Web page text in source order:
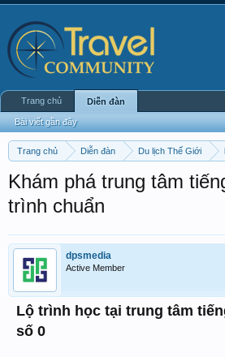
Trang chủ Diễn đàn Du lịch Thế Giới
Khám phá trung tâm
trình chuẩn
dpsmedia
Active Member
Lộ trình học tại trung tâm
số 0
Trang chủ Diễn đàn
Bài viết gần đây